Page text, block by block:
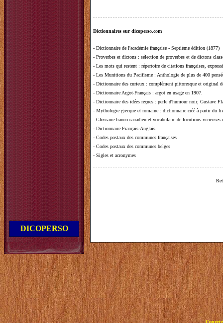
DICOPERSO
Dictionnaires sur dicoperso.com
- Dictionnaire de l'académie française - Septième édition (1877)
- Proverbes et dictons : sélection de proverbes et de dictons
- Les mots qui restent : répertoire de citations françaises,
- Les Munitions du Pacifisme : Anthologie de plus de 400
- Dictionnaire des curieux : complément pittoresque et original
- Dictionnaire Argot-Français : argot en usage en 1907.
- Dictionnaire des idées reçues : perle d'humour noir, Gustave
- Mythologie grecque et romaine : dictionnaire créé à partir du
- Glossaire franco-canadien et vocabulaire de locutions vicieuses
- Dictionnaire Français-Anglais
- Codes postaux des communes françaises
- Codes postaux des communes belges
- Sigles et acronymes